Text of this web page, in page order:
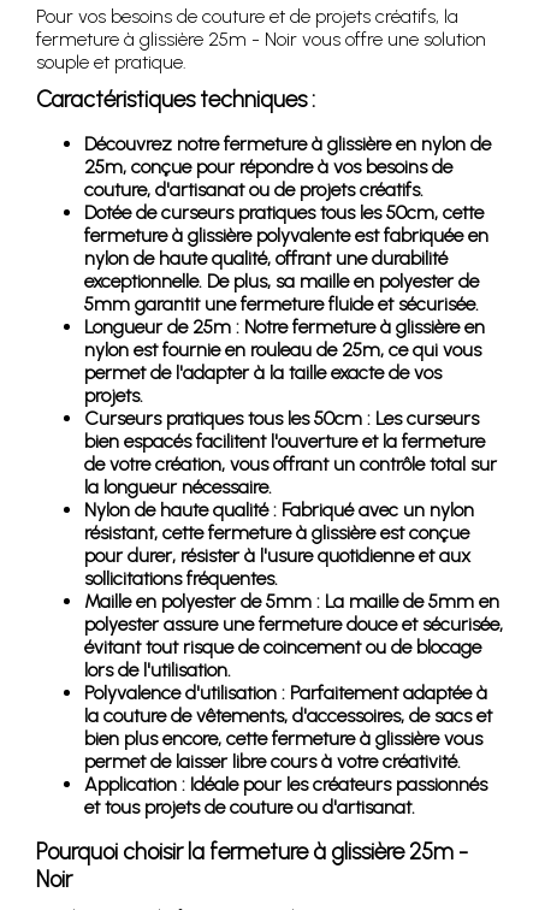
Pour vos besoins de couture et de projets créatifs, la
fermeture à glissière 25m - Noir vous offre une solution
souple et pratique.
Caractéristiques techniques :
Découvrez notre fermeture à glissière en nylon de
25m, conçue pour répondre à vos besoins de
couture, d'artisanat ou de projets créatifs.
Dotée de curseurs pratiques tous les 50cm, cette
fermeture à glissière polyvalente est fabriquée en
nylon de haute qualité, offrant une durabilité
exceptionnelle. De plus, sa maille en polyester de
5mm garantit une fermeture fluide et sécurisée.
Longueur de 25m : Notre fermeture à glissière en
nylon est fournie en rouleau de 25m, ce qui vous
permet de l'adapter à la taille exacte de vos
projets.
Curseurs pratiques tous les 50cm : Les curseurs
bien espacés facilitent l'ouverture et la fermeture
de votre création, vous offrant un contrôle total sur
la longueur nécessaire.
Nylon de haute qualité : Fabriqué avec un nylon
résistant, cette fermeture à glissière est conçue
pour durer, résister à l'usure quotidienne et aux
sollicitations fréquentes.
Maille en polyester de 5mm : La maille de 5mm en
polyester assure une fermeture douce et sécurisée,
évitant tout risque de coincement ou de blocage
lors de l'utilisation.
Polyvalence d'utilisation : Parfaitement adaptée à
la couture de vêtements, d'accessoires, de sacs et
bien plus encore, cette fermeture à glissière vous
permet de laisser libre cours à votre créativité.
Application : Idéale pour les créateurs passionnés
et tous projets de couture ou d'artisanat.
Pourquoi choisir la fermeture à glissière 25m -
Noir